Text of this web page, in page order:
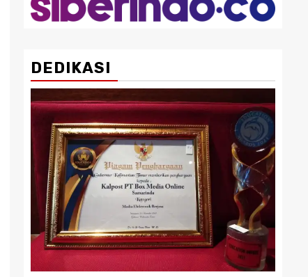
DEDIKASI